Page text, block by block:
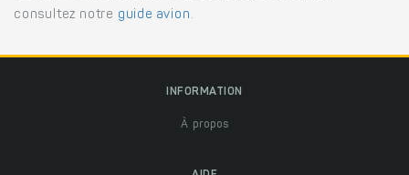
consultez notre guide avion .
INFORMATION
À propos